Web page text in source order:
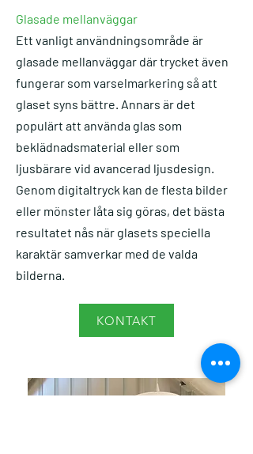
Glasade mellanväggar
Ett vanligt användningsområde är
glasade mellanväggar där trycket även
fungerar som varselmarkering så att
glaset syns bättre. Annars är det
populärt att använda glas som
beklädnadsmaterial eller som
ljusbärare vid avancerad ljusdesign.
Genom digitaltryck kan de flesta bilder
eller mönster låta sig göras, det bästa
resultatet nås när glasets speciella
karaktär samverkar med de valda
bilderna.
KONTAKT